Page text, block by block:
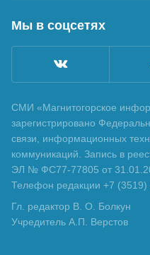
Мы в соцсетях
СМИ «Магнитогорское
зарегистрировано
связи, информационных
коммуникаций. Запись в
ЭЛ № ФС77-77805 от
Телефон редакции +7 (3519)
Гл. редактор В. О. Болкун
Учредитель А.П. Верстов